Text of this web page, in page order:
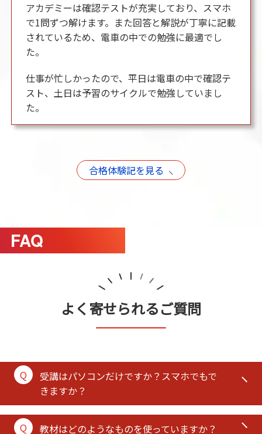
アカデミーは確認テストが充実しており、スマホ
で1問ずつ解けます。また回答と解説が丁寧に記載
されているため、電車の中での勉強に最適でし
た。
仕事が忙しかったので、平日は電車の中で確認テ
スト、土日は予習のサイクルで勉強していまし
た。
合格体験記を見る
FAQ
よく寄せられるご質問
受講はパソコンだけですか？スマホでもで
きますか？
教材はどのようなものを使っていますか？